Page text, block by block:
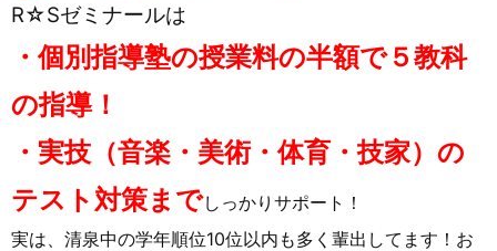
R☆Sゼミナールは
・個別指導塾の授業料の半額で５教科
の指導！
・実技（音楽・美術・体育・技家）の
テスト対策までしっかりサポート！
実は、清泉中の学年順位10位以内も多く輩出してます！お